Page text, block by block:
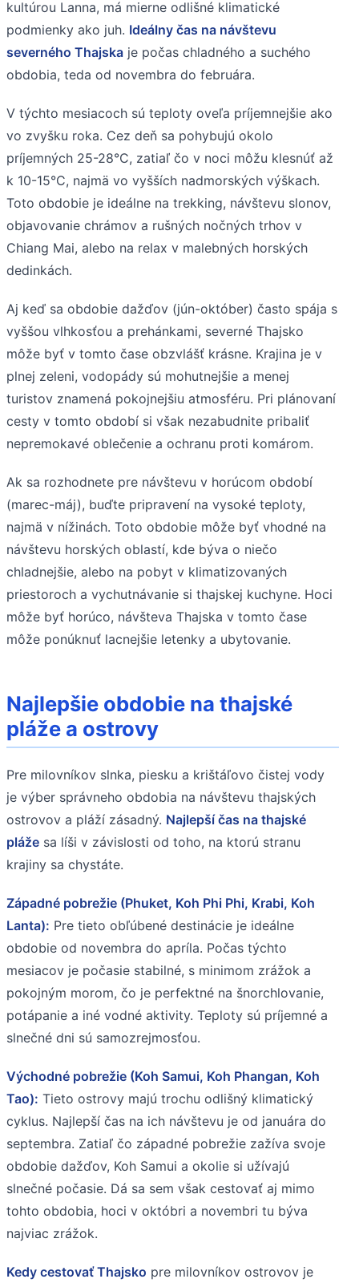
kultúrou Lanna, má mierne odlišné klimatické
podmienky ako juh. Ideálny čas na návštevu
severného Thajska je počas chladného a suchého
obdobia, teda od novembra do februára.
V týchto mesiacoch sú teploty oveľa príjemnejšie ako
vo zvyšku roka. Cez deň sa pohybujú okolo
príjemných 25-28°C, zatiaľ čo v noci môžu klesnúť až
k 10-15°C, najmä vo vyšších nadmorských výškach.
Toto obdobie je ideálne na trekking, návštevu slonov,
objavovanie chrámov a rušných nočných trhov v
Chiang Mai, alebo na relax v malebných horských
dedinkách.
Aj keď sa obdobie dažďov (jún-október) často spája s
vyššou vlhkosťou a prehánkami, severné Thajsko
môže byť v tomto čase obzvlášť krásne. Krajina je v
plnej zeleni, vodopády sú mohutnejšie a menej
turistov znamená pokojnejšiu atmosféru. Pri plánovaní
cesty v tomto období si však nezabudnite pribaliť
nepremokavé oblečenie a ochranu proti komárom.
Ak sa rozhodnete pre návštevu v horúcom období
(marec-máj), buďte pripravení na vysoké teploty,
najmä v nížinách. Toto obdobie môže byť vhodné na
návštevu horských oblastí, kde býva o niečo
chladnejšie, alebo na pobyt v klimatizovaných
priestoroch a vychutnávanie si thajskej kuchyne. Hoci
môže byť horúco, návšteva Thajska v tomto čase
môže ponúknuť lacnejšie letenky a ubytovanie.
Najlepšie obdobie na thajské
pláže a ostrovy
Pre milovníkov slnka, piesku a krištáľovo čistej vody
je výber správneho obdobia na návštevu thajských
ostrovov a pláží zásadný. Najlepší čas na thajské
pláže sa líši v závislosti od toho, na ktorú stranu
krajiny sa chystáte.
Západné pobrežie (Phuket, Koh Phi Phi, Krabi, Koh
Lanta): Pre tieto obľúbené destinácie je ideálne
obdobie od novembra do apríla. Počas týchto
mesiacov je počasie stabilné, s minimom zrážok a
pokojným morom, čo je perfektné na šnorchlovanie,
potápanie a iné vodné aktivity. Teploty sú príjemné a
slnečné dni sú samozrejmosťou.
Východné pobrežie (Koh Samui, Koh Phangan, Koh
Tao): Tieto ostrovy majú trochu odlišný klimatický
cyklus. Najlepší čas na ich návštevu je od januára do
septembra. Zatiaľ čo západné pobrežie zažíva svoje
obdobie dažďov, Koh Samui a okolie si užívajú
slnečné počasie. Dá sa sem však cestovať aj mimo
tohto obdobia, hoci v októbri a novembri tu býva
najviac zrážok.
Kedy cestovať Thajsko pre milovníkov ostrovov je